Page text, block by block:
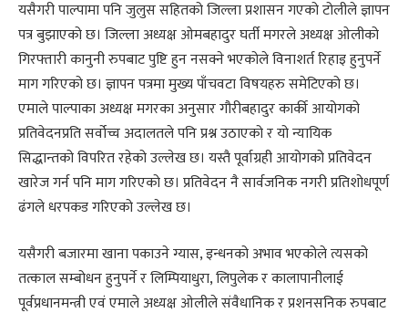
यसैगरी पाल्पामा पनि जुलुस सहितको जिल्ला प्रशासन गएको टोलीले ज्ञापन
पत्र बुझाएको छ। जिल्ला अध्यक्ष ओमबहादुर घर्ती मगरले अध्यक्ष ओलीको
गिरफ्तारी कानुनी रुपबाट पुष्टि हुन नसक्ने भएकोले विनाशर्त रिहाइ हुनुपर्ने
माग गरिएको छ। ज्ञापन पत्रमा मुख्य पाँचवटा विषयहरु समेटिएको छ।
एमाले पाल्पाका अध्यक्ष मगरका अनुसार गौरीबहादुर कार्की आयोगको
प्रतिवेदनप्रति सर्वोच्च अदालतले पनि प्रश्न उठाएको र यो न्यायिक
सिद्धान्तको विपरित रहेको उल्लेख छ। यस्तै पूर्वाग्रही आयोगको प्रतिवेदन
खारेज गर्न पनि माग गरिएको छ। प्रतिवेदन नै सार्वजनिक नगरी प्रतिशोधपूर्ण
ढंगले धरपकड गरिएको उल्लेख छ।
यसैगरी बजारमा खाना पकाउने ग्यास, इन्धनको अभाव भएकोले त्यसको
तत्काल सम्बोधन हुनुपर्ने र लिम्पियाधुरा, लिपुलेक र कालापानीलाई
पूर्वप्रधानमन्त्री एवं एमाले अध्यक्ष ओलीले संवैधानिक र प्रशनसनिक रुपबाट